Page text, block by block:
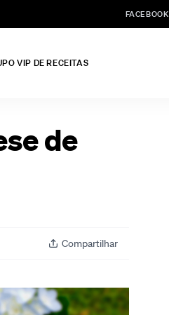
FACEBOOK
VIP DE RECEITAS
de
Compartilhar